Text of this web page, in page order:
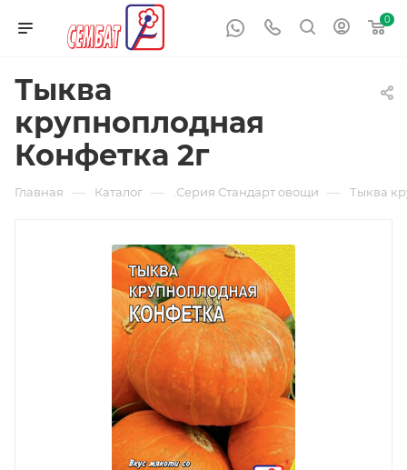
0
Тыква
крупноплодная
Конфетка 2г
Главная — Каталог — .Серия Стандарт овощи — Тыква